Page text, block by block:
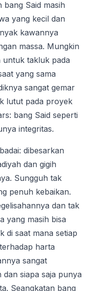
Said masih
yang kecil dan
kawannya
massa. Mungkin
untuk takluk pada
yang sama
sangat gemar
lutut pada proyek
bang Said seperti
integritas.
dibesarkan
dan gigih
Sungguh tak
penuh kebaikan.
dan tak
yang masih bisa
di saat mana setiap
harta
sangat
siapa saja punya
Seangkatan bang